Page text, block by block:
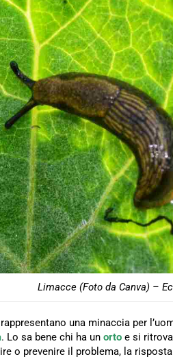
Limacce (Foto da Canva) –
una minaccia per
. Lo sa bene chi ha un orto e si
o prevenire il problema, la